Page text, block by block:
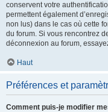
conservent votre
permettent également
non lus) dans le cas où cette
du forum. Si vous rencontrez
déconnexion au forum,
Haut
Préférences et
Comment puis-je modifier